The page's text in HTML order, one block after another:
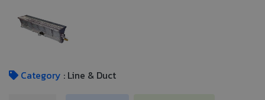
Category : Line & Duct